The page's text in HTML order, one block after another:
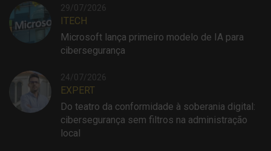
29/07/2026
ITECH
Microsoft lança primeiro modelo de IA para
cibersegurança
24/07/2026
EXPERT
Do teatro da conformidade à soberania digital:
cibersegurança sem filtros na administração
local